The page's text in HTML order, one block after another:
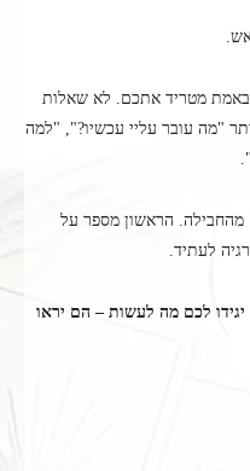
מטריד אתכם. לא שאלות
"מה עובר עליי עכשיו?", "למה
הראשון מספר על
לעתיד.
לכם מה לעשות – הם יראו